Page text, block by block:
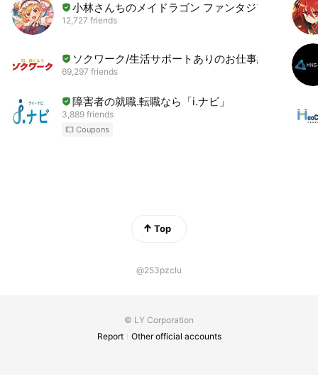
小林さんちのメイドラゴン ファンタジア
12,727 friends
ソクワーク/生活サポートありのお仕事紹介
69,297 friends
障害者の就職.転職なら「i.ナビ」
3,889 friends
Coupons
Top
@253pzclu
© LY Corporation
Report
Other official accounts